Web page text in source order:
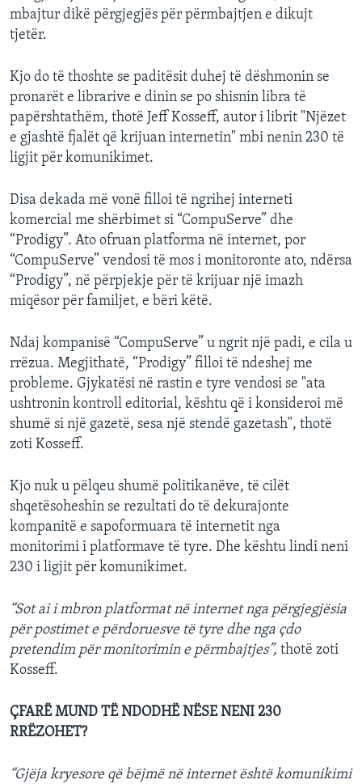
mbajtur dikë përgjegjës për përmbajtjen e dikujt
tjetër.
Kjo do të thoshte se paditësit duhej të dëshmonin se
pronarët e librarive e dinin se po shisnin libra të
papërshtathëm, thotë Jeff Kosseff, autor i librit "Njëzet
e gjashtë fjalët që krijuan internetin" mbi nenin 230 të
ligjit për komunikimet.
Disa dekada më vonë filloi të ngrihej interneti
komercial me shërbimet si “CompuServe” dhe
“Prodigy”. Ato ofruan platforma në internet, por
“CompuServe” vendosi të mos i monitoronte ato, ndërsa
“Prodigy”, në përpjekje për të krijuar një imazh
miqësor për familjet, e bëri këtë.
Ndaj kompanisë “CompuServe” u ngrit një padi, e cila u
rrëzua. Megjithatë, “Prodigy” filloi të ndeshej me
probleme. Gjykatësi në rastin e tyre vendosi se "ata
ushtronin kontroll editorial, kështu që i konsideroi më
shumë si një gazetë, sesa një stendë gazetash", thotë
zoti Kosseff.
Kjo nuk u pëlqeu shumë politikanëve, të cilët
shqetësoheshin se rezultati do të dekurajonte
kompanitë e sapoformuara të internetit nga
monitorimi i platformave të tyre. Dhe kështu lindi neni
230 i ligjit për komunikimet.
“Sot ai i mbron platformat në internet nga përgjegjësia
për postimet e përdoruesve të tyre dhe nga çdo
pretendim për monitorimin e përmbajtjes”, thotë zoti
Kosseff.
ÇFARË MUND TË NDODHË NËSE NENI 230
RRËZOHET?
“Gjëja kryesore që bëjmë në internet është komunikimi